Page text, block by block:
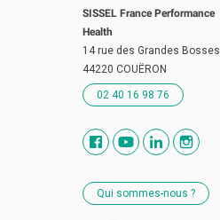
SISSEL France Performance
Health
14 rue des Grandes Bosses
44220 COUËRON
02 40 16 98 76
Qui sommes-nous ?